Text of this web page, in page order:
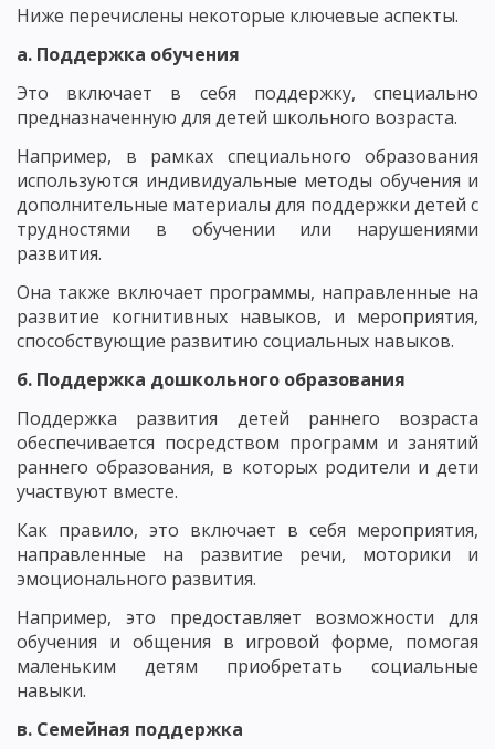
Ниже перечислены некоторые ключевые аспекты.
а. Поддержка обучения
Это включает в себя поддержку, специально
предназначенную для детей школьного возраста.
Например, в рамках специального образования
используются индивидуальные методы обучения и
дополнительные материалы для поддержки детей с
трудностями в обучении или нарушениями
развития.
Она также включает программы, направленные на
развитие когнитивных навыков, и мероприятия,
способствующие развитию социальных навыков.
б. Поддержка дошкольного образования
Поддержка развития детей раннего возраста
обеспечивается посредством программ и занятий
раннего образования, в которых родители и дети
участвуют вместе.
Как правило, это включает в себя мероприятия,
направленные на развитие речи, моторики и
эмоционального развития.
Например, это предоставляет возможности для
обучения и общения в игровой форме, помогая
маленьким детям приобретать социальные
навыки.
в. Семейная поддержка